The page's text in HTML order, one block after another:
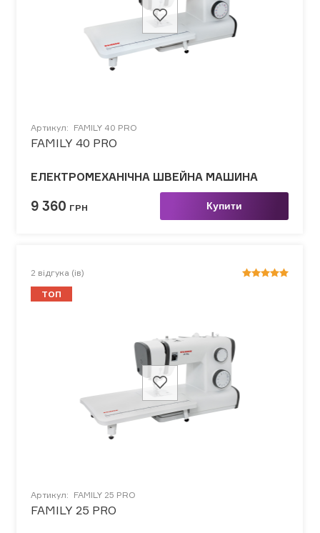
Артикул: FAMILY 40 PRO
FAMILY 40 PRO
ЕЛЕКТРОМЕХАНІЧНА ШВЕЙНА МАШИНА
9 360 ГРН Купити
2 відгука (ів)
ТОП
Артикул: FAMILY 25 PRO
FAMILY 25 PRO